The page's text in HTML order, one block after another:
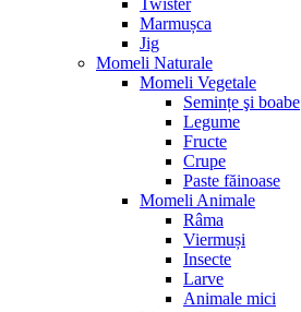
Twister
Marmușca
Jig
Momeli Naturale
Momeli Vegetale
Semințe şi boabe
Legume
Fructe
Crupe
Paste făinoase
Momeli Animale
Râma
Viermuși
Insecte
Larve
Animale mici